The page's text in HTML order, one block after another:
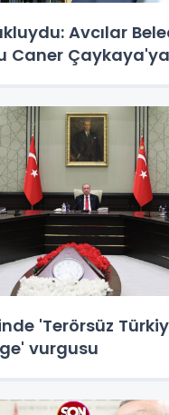
Avcılar
Caner
'Terörsüz
vurgusu